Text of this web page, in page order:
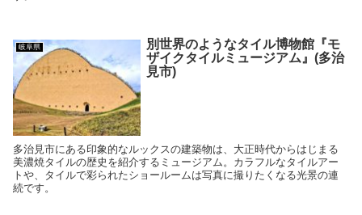
岐阜県
別世界のようなタイル博物館『モ
ザイクタイルミュージアム』(多治
見市)
多治見市にある印象的なルックスの建築物は、大正時代からはじまる
美濃焼タイルの歴史を紹介するミュージアム。カラフルなタイルアー
トや、タイルで彩られたショールームは写真に撮りたくなる光景の連
続です。